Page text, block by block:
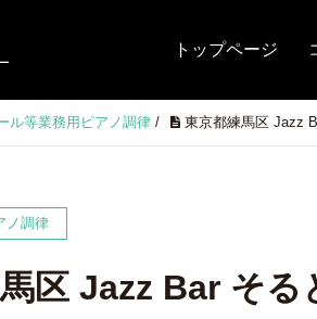
トップページ
ル等業務用ピアノ調律 / 東京都練馬区 Jazz
ノ調律
区 Jazz Bar そる